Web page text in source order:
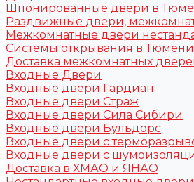
Шпонированные двери в
Раздвижные двери,
Межкомнатные двери
Системы открывания в Тюмени
Доставка межкомнатных
Входные Двери
Входные двери Гардиан
Входные двери Страж
Входные двери Сила Сибири
Входные двери Бульдорс
Входные двери с
Входные двери с
Доставка в ХМАО и ЯНАО